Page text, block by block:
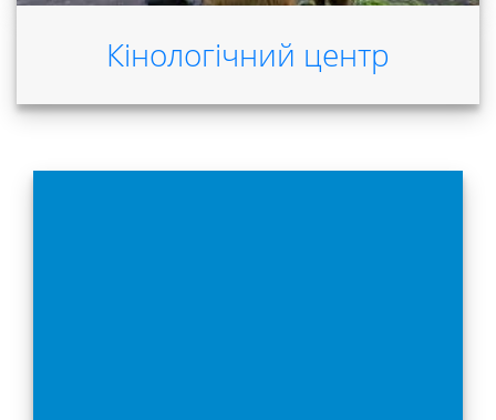
Кінологічний центр